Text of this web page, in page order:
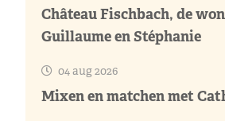
Château Fischbach, de
Guillaume en Stéphanie
04 aug 2026
Mixen en matchen met